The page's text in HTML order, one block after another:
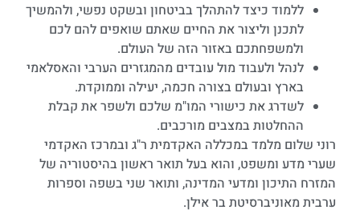
ללמוד כיצד להתהלך בביטחון ובשקט נפשי, ולהמשיך
לתכנן וליצור את החיים שאתם שואפים להם לכם
ולמשפחתכם באזור הזה של העולם.
לנהל ולעבוד מול עובדים מהמגזרים הערבי והאסלאמי
בארץ ובעולם בצורה חכמה, יעילה וממוקדת.
לשדרג את כישורי המו"מ שלכם ולשפר את קבלת
ההחלטות במצבים מורכבים.
רוני שלום מלמד במכללה האקדמית ר"ג ובמרכז האקדמי
שערי מדע ומשפט, והוא בעל תואר ראשון בהיסטוריה של
המזרח התיכון ומדעי המדינה, ותואר שני בשפה וספרות
ערבית מאוניברסיטת בר אילן.